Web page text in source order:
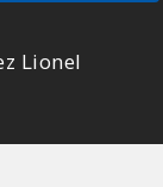
Lionel